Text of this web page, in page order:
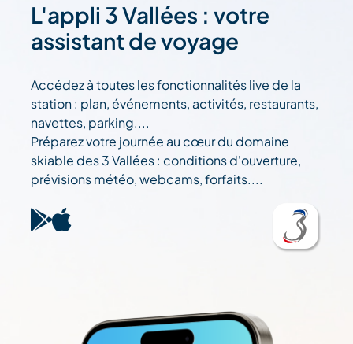
L'appli 3 Vallées : votre
assistant de voyage
Accédez à toutes les fonctionnalités live de la
station : plan, événements, activités, restaurants,
navettes, parking....
Préparez votre journée au cœur du domaine
skiable des 3 Vallées : conditions d'ouverture,
prévisions météo, webcams, forfaits....